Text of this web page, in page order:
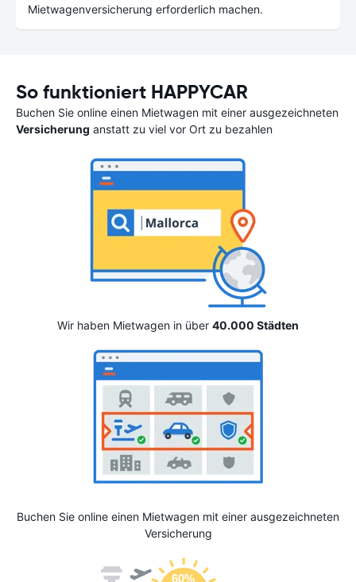
Mietwagenversicherung erforderlich machen.
So funktioniert HAPPYCAR
Buchen Sie online einen Mietwagen mit einer ausgezeichneten
Versicherung anstatt zu viel vor Ort zu bezahlen
Wir haben Mietwagen in über 40.000 Städten
Buchen Sie online einen Mietwagen mit einer ausgezeichneten
Versicherung